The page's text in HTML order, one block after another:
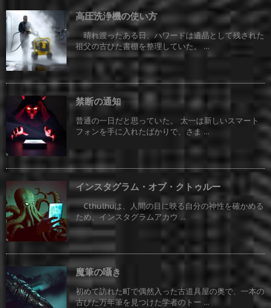
高圧洗浄機の使い方
晴れ渡ったある日、ハワードは遺品として残された
祖父の古びた書棚を整理していた。 ...
禁断の通知
普通の一日だと思っていた。 太一は新しいスマート
フォンを手に入れたばかりで、さま ...
インスタグラム・オブ・クトゥルー
Cthulhuは、人間の目に映る自分の神性を確かめる
ため、インスタグラムアカウ ...
魔筆の囁き
初めて訪れた町で偶然入った古道具屋の奥で、一本の
古びた万年筆を見つけた学者のトー ...